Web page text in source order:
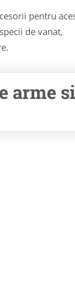
pentru
de vanat,
arme